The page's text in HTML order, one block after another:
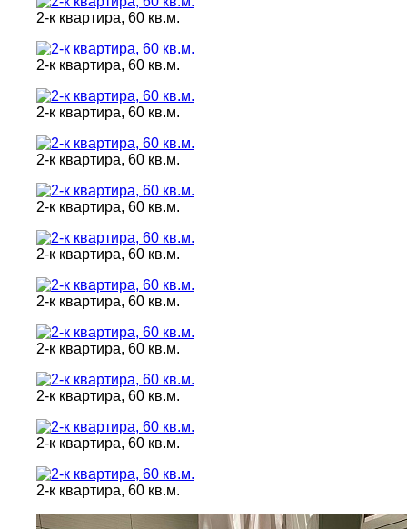
2-к квартира, 60 кв.м.
2-к квартира, 60 кв.м.
2-к квартира, 60 кв.м.
2-к квартира, 60 кв.м.
2-к квартира, 60 кв.м.
2-к квартира, 60 кв.м.
2-к квартира, 60 кв.м.
2-к квартира, 60 кв.м.
2-к квартира, 60 кв.м.
2-к квартира, 60 кв.м.
2-к квартира, 60 кв.м.